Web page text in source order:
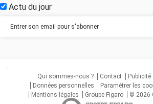
Actu du jour
...
Qui sommes-nous ?
Contact Publicité
Données personnelles
Paramétrer les
Mentions légales
Groupe Figaro © 2026